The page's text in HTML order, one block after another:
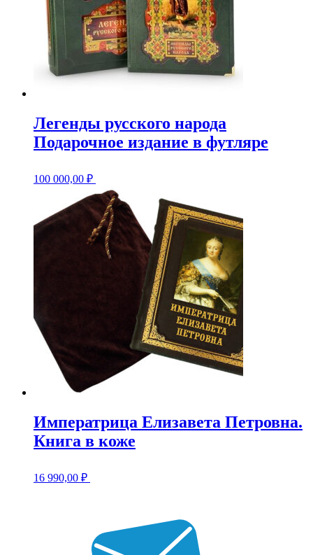
Легенды русского народа
Подарочное издание в футляре
100 000,00 ₽
Императрица Елизавета Петровна.
Книга в коже
16 990,00 ₽